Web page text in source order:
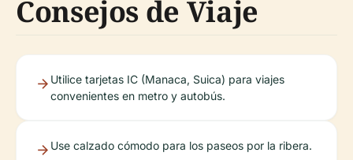
Consejos de Viaje
Utilice tarjetas IC (Manaca, Suica) para viajes
convenientes en metro y autobús.
Use calzado cómodo para los paseos por la ribera.